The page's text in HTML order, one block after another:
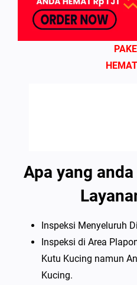
Apa yang
Inspeksi Menyeluruh
Inspeksi di Area
Kutu Kucing namun
Kucing.